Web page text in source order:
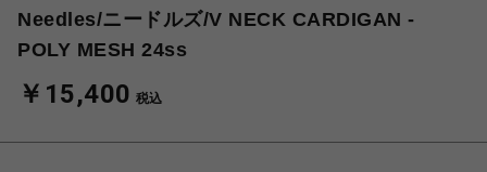
Needles/ニードルズ/V NECK CARDIGAN -
POLY MESH 24ss
￥15,400 税込